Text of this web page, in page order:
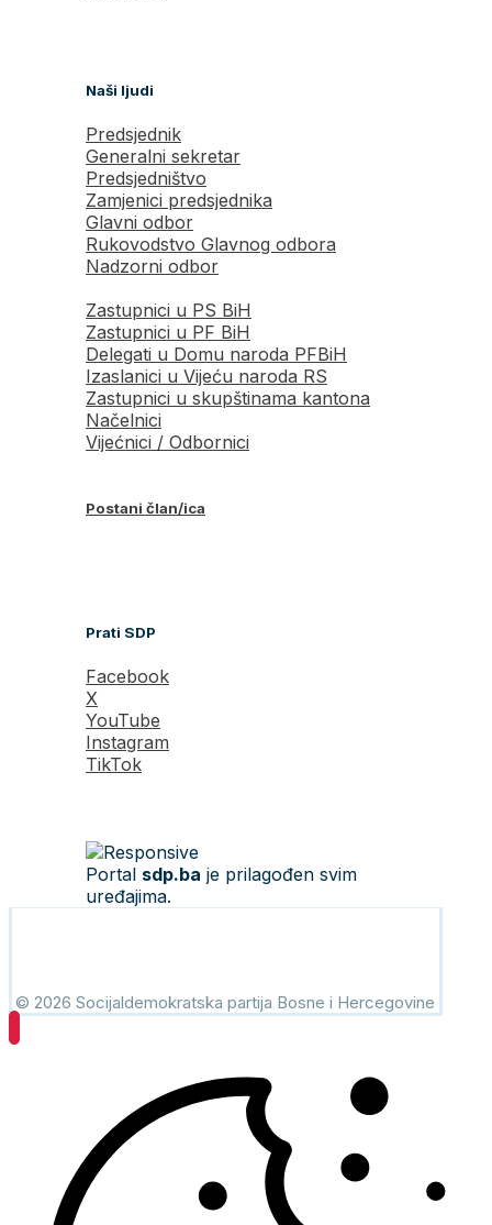
Naši ljudi
Predsjednik
Generalni sekretar
Predsjedništvo
Zamjenici predsjednika
Glavni odbor
Rukovodstvo Glavnog odbora
Nadzorni odbor
Zastupnici u PS BiH
Zastupnici u PF BiH
Delegati u Domu naroda PFBiH
Izaslanici u Vijeću naroda RS
Zastupnici u skupštinama kantona
Načelnici
Vijećnici / Odbornici
Postani član/ica
Prati SDP
Facebook
X
YouTube
Instagram
TikTok
Portal sdp.ba je prilagođen svim
uređajima.
© 2026 Socijaldemokratska partija Bosne i Hercegovine